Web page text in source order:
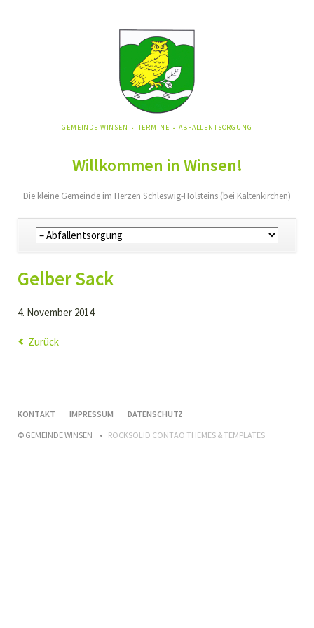
NAVIGATION
GEMEINDE WINSEN TERMINE ABFALLENTSORGUNG
Willkommen in Winsen!
Die kleine Gemeinde im Herzen Schleswig-Holsteins (bei Kaltenkirchen)
Navigation
überspringen
Gelber Sack
4. November 2014
Zurück
NAVIGATION
KONTAKT IMPRESSUM
DATENSCHUTZ
© GEMEINDE WINSEN
ROCKSOLID CONTAO THEMES & TEMPLATES